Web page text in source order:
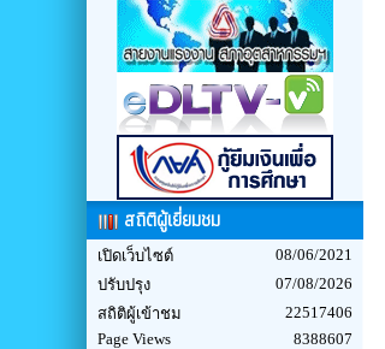
สถิติผู้เยี่ยมชม
เปิดเว็บไซต์
08/06/2021
ปรับปรุง
07/08/2026
สถิติผู้เข้าชม
22517406
Page Views
8388607